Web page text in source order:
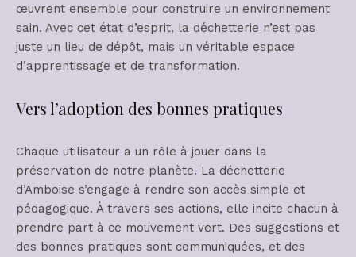
œuvrent ensemble pour construire un environnement
sain. Avec cet état d’esprit, la déchetterie n’est pas
juste un lieu de dépôt, mais un véritable espace
d’apprentissage et de transformation.
Vers l’adoption des bonnes pratiques
Chaque utilisateur a un rôle à jouer dans la
préservation de notre planète. La déchetterie
d’Amboise s’engage à rendre son accès simple et
pédagogique. À travers ses actions, elle incite chacun à
prendre part à ce mouvement vert. Des suggestions et
des bonnes pratiques sont communiquées, et des